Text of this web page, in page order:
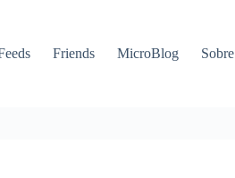
Friends MicroBlog Sobre